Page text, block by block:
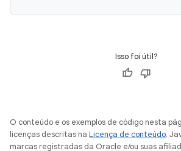
Isso foi útil?
O conteúdo e os exemplos de código nesta
licenças descritas na Licença de conteúdo.
marcas registradas da Oracle e/ou suas